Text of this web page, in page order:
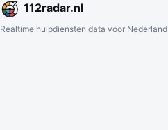
112radar.nl
Realtime hulpdiensten data voor Nederland